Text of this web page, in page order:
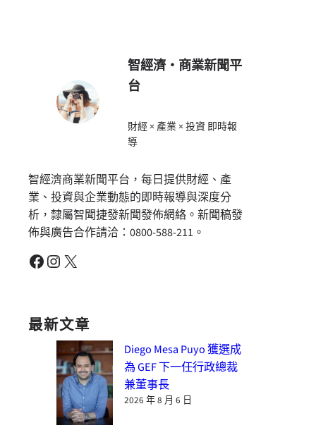
智經濟・商業新聞平
台
財經 × 產業 × 投資 即時報
導
智經濟商業新聞平台，每日提供財經、產
業、投資與企業動態的即時報導與深度分
析，隸屬智聞捷發新聞發佈網絡。新聞稿發
佈與廣告合作請洽：0800-588-211。
Facebook Instagram X
最新文章
Diego Mesa Puyo 獲選成
為 GEF 下一任行政總裁
兼董事長
2026 年 8 月 6 日